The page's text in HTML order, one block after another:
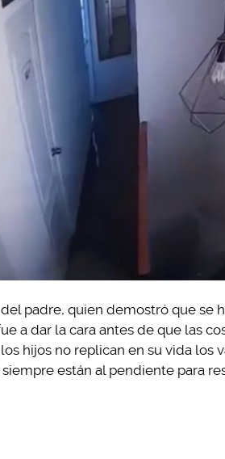
padre, quien demostró que se
a dar la cara antes de que las
hijos no replican en su vida los
están al pendiente para